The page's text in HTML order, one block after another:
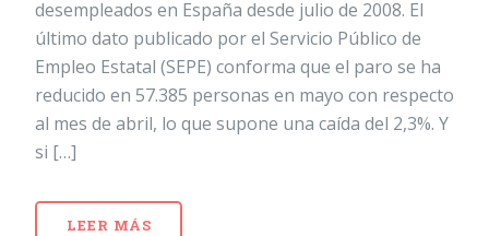
desempleados en España desde julio de 2008. El
último dato publicado por el Servicio Público de
Empleo Estatal (SEPE) conforma que el paro se ha
reducido en 57.385 personas en mayo con respecto
al mes de abril, lo que supone una caída del 2,3%. Y
si […]
LEER MÁS